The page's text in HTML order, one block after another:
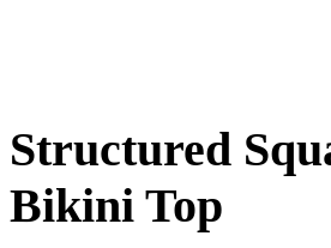
Structured
Bikini Top